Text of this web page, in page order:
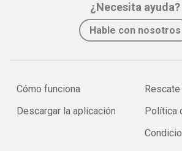
¿Necesita ayuda?
Hable con nosotros
Cómo funciona
Descargar la aplicación
Política